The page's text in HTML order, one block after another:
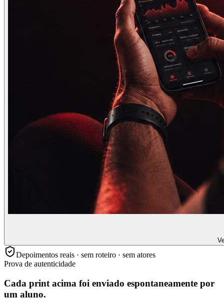
Depoimentos reais · sem roteiro · sem atores
Prova de autenticidade
Cada print acima foi enviado espontaneamente por
um aluno.